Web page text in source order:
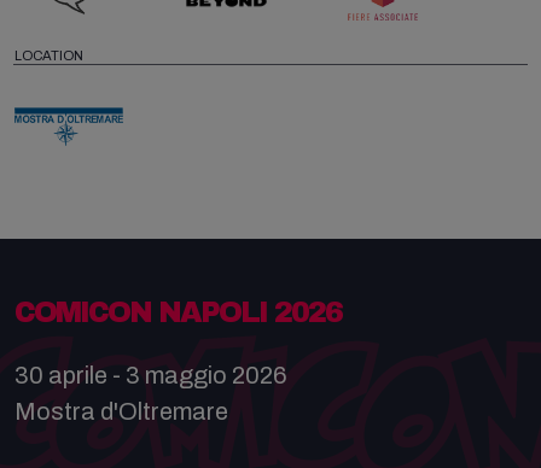
LOCATION
COMICON NAPOLI 2026
30 aprile - 3 maggio 2026
Mostra d'Oltremare